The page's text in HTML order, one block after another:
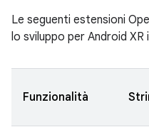
Le seguenti estensioni
lo sviluppo per Android XR
Funzionalità